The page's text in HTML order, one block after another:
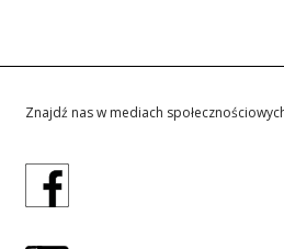
Znajdź nas w mediach